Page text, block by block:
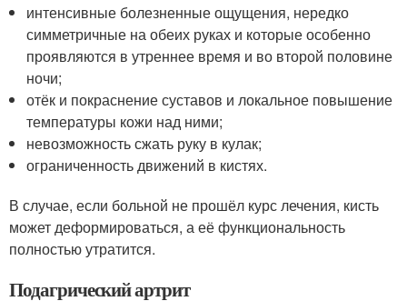
интенсивные болезненные ощущения, нередко
симметричные на обеих руках и которые особенно
проявляются в утреннее время и во второй половине
ночи;
отёк и покраснение суставов и локальное повышение
температуры кожи над ними;
невозможность сжать руку в кулак;
ограниченность движений в кистях.
В случае, если больной не прошёл курс лечения, кисть
может деформироваться, а её функциональность
полностью утратится.
Подагрический артрит